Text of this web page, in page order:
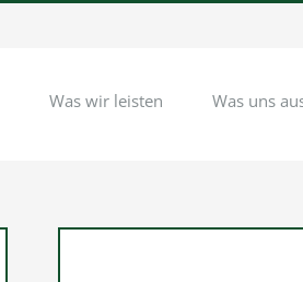
Was wir leisten Was uns